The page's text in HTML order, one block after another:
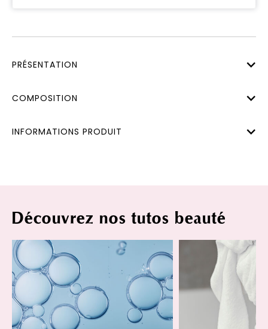
PRÉSENTATION
COMPOSITION
INFORMATIONS PRODUIT
Découvrez nos tutos beauté